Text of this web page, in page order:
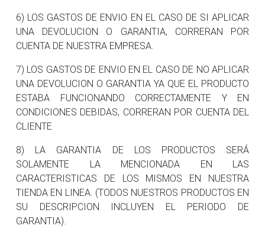
6) LOS GASTOS DE ENVIO EN EL CASO DE SI APLICAR
UNA DEVOLUCION O GARANTIA, CORRERAN POR
CUENTA DE NUESTRA EMPRESA.
7) LOS GASTOS DE ENVIO EN EL CASO DE NO APLICAR
UNA DEVOLUCION O GARANTIA YA QUE EL PRODUCTO
ESTABA FUNCIONANDO CORRECTAMENTE Y EN
CONDICIONES DEBIDAS, CORRERAN POR CUENTA DEL
CLIENTE
8) LA GARANTIA DE LOS PRODUCTOS SERÁ
SOLAMENTE LA MENCIONADA EN LAS
CARACTERISTICAS DE LOS MISMOS EN NUESTRA
TIENDA EN LINEA. (TODOS NUESTROS PRODUCTOS EN
SU DESCRIPCION INCLUYEN EL PERIODO DE
GARANTIA).